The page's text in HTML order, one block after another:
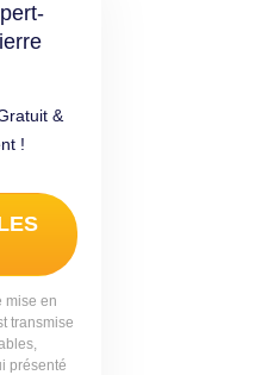
&
!
mise en
transmise
présenté